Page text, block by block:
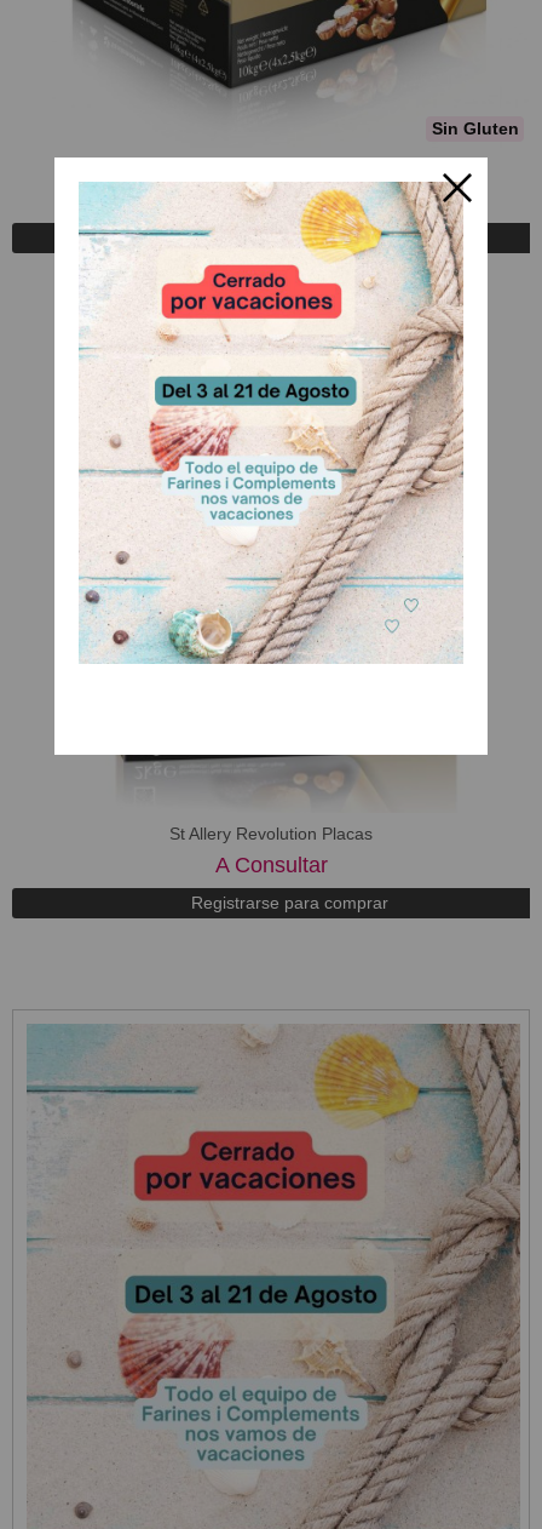
Sin Gluten
A Consultar
Registrarse para comprar
St Allery Revolution Placas
A Consultar
Registrarse para comprar